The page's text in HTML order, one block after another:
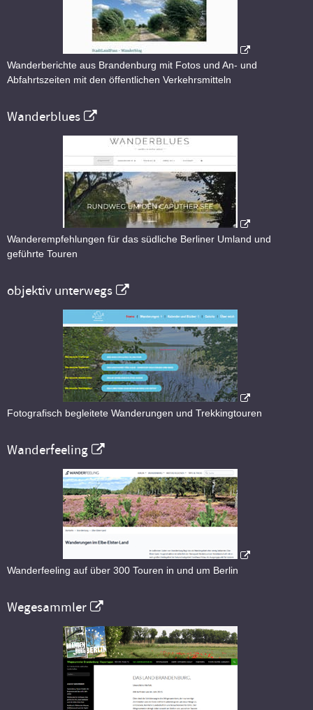
Wanderberichte aus Brandenburg mit Fotos und An- und
Abfahrtszeiten mit den öffentlichen Verkehrsmitteln
Wanderblues
Wanderempfehlungen für das südliche Berliner Umland und
geführte Touren
objektiv unterwegs
Fotografisch begleitete Wanderungen und Trekkingtouren
Wanderfeeling
Wanderfeeling auf über 300 Touren in und um Berlin
Wegesammler